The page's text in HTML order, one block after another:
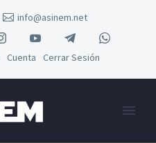
info@asinem.net
Cuenta Cerrar Sesión